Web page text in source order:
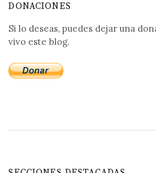
DONACIONES
Si lo deseas, puedes dejar una
vivo este blog.